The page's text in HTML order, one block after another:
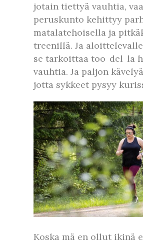
jotain tiettyä vauhtia,
peruskunto kehittyy
matalatehoisella ja
treenillä. Ja
se tarkoittaa too-del-la
vauhtia. Ja paljon
jotta sykkeet pysyy
Koska mä en ollut ikinä